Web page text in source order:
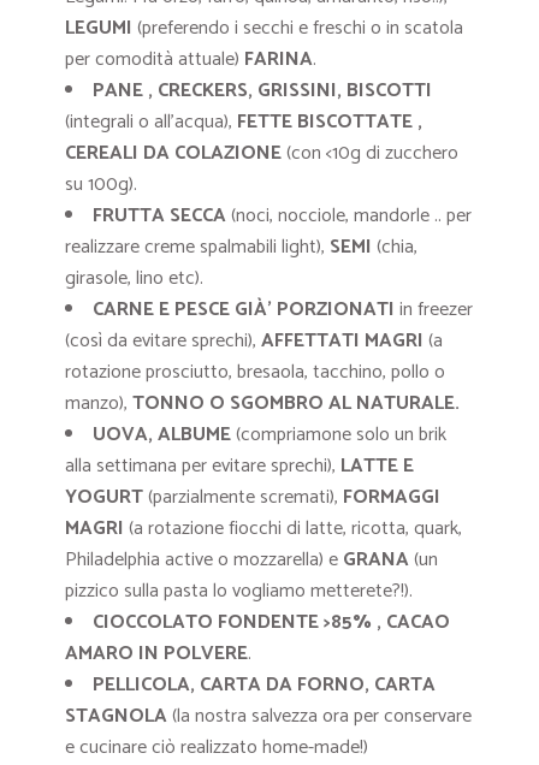
LEGUMI (preferendo i secchi e freschi o in scatola
per comodità attuale) FARINA.
PANE , CRECKERS, GRISSINI, BISCOTTI
(integrali o all’acqua), FETTE BISCOTTATE ,
CEREALI DA COLAZIONE(con <10g di zucchero
su 100g).
FRUTTA SECCA(noci, nocciole, mandorle .. per
realizzare creme spalmabili light), SEMI (chia,
girasole, lino etc).
CARNE E PESCE GIÀ’ PORZIONATI in freezer
(così da evitare sprechi),AFFETTATI MAGRI (a
rotazione prosciutto, bresaola, tacchino, pollo o
manzo),TONNO O SGOMBRO AL NATURALE.
UOVA, ALBUME(compriamone solo un brik
alla settimana per evitare sprechi), LATTE E
YOGURT(parzialmente scremati), FORMAGGI
MAGRI (a rotazione fiocchi di latte, ricotta, quark,
Philadelphia active o mozzarella) eGRANA(un
pizzico sulla pasta lo vogliamo metterete?!).
CIOCCOLATO FONDENTE >85% , CACAO
AMARO IN POLVERE.
PELLICOLA, CARTA DA FORNO, CARTA
STAGNOLA(la nostra salvezza ora per conservare
e cucinare ciò realizzato home-made!)